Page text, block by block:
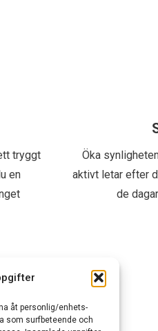
åt personlig/enhets-
som surfbeteende och
tryggt
en
Öka
aktivt letar efter
de